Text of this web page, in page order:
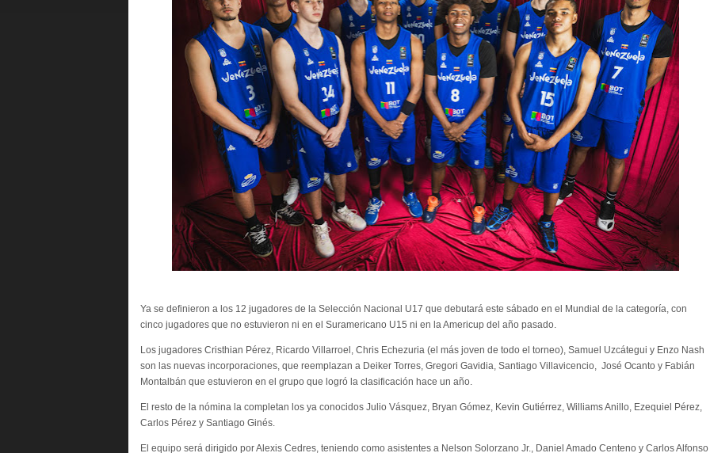
Ya se definieron a los 12 jugadores de la Selección Nacional U17 que debutará este sábado en el Mundial de la categoría, con
cinco jugadores que no estuvieron ni en el Suramericano U15 ni en la Americup del año pasado.
Los jugadores Cristhian Pérez, Ricardo Villarroel, Chris Echezuria (el más joven de todo el torneo), Samuel Uzcátegui y Enzo Nash
son las nuevas incorporaciones, que reemplazan a Deiker Torres, Gregori Gavidia, Santiago Villavicencio, José Ocanto y Fabián
Montalbán que estuvieron en el grupo que logró la clasificación hace un año.
El resto de la nómina la completan los ya conocidos Julio Vásquez, Bryan Gómez, Kevin Gutiérrez, Williams Anillo, Ezequiel Pérez,
Carlos Pérez y Santiago Ginés.
El equipo será dirigido por Alexis Cedres, teniendo como asistentes a Nelson Solorzano Jr., Daniel Amado Centeno y Carlos Alfonso